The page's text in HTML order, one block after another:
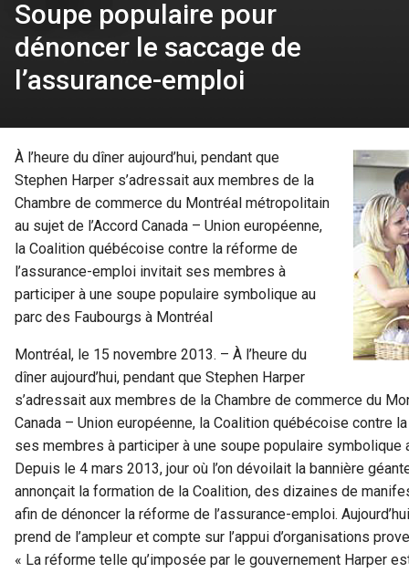
Soupe populaire pour
dénoncer le saccage de
l’assurance-emploi
À l’heure du dîner aujourd’hui, pendant que
Stephen Harper s’adressait aux membres de la
Chambre de commerce du Montréal métropolitain
au sujet de l’Accord Canada – Union européenne,
la Coalition québécoise contre la réforme de
l’assurance-emploi invitait ses membres à
participer à une soupe populaire symbolique au
parc des Faubourgs à Montréal
Montréal, le 15 novembre 2013. – À l’heure du
dîner aujourd’hui, pendant que Stephen Harper
s’adressait aux membres de la Chambre de commerce du
Canada – Union européenne, la Coalition québécoise contre
ses membres à participer à une soupe populaire symbolique
Depuis le 4 mars 2013, jour où l’on dévoilait la bannière
annonçait la formation de la Coalition, des dizaines de
afin de dénoncer la réforme de l’assurance-emploi.
prend de l’ampleur et compte sur l’appui d’organisations
« La réforme telle qu’imposée par le gouvernement Harper